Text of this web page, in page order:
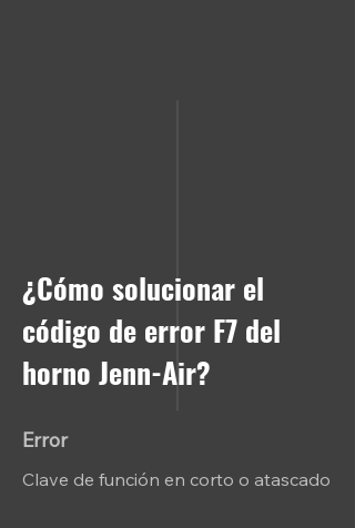
¿Cómo solucionar el
código de error F7 del
horno Jenn-Air?
Error
Clave de función en corto o atascado